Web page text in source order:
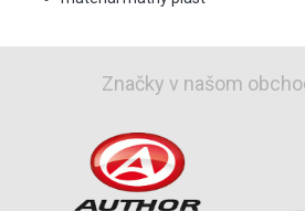
Značky v našom